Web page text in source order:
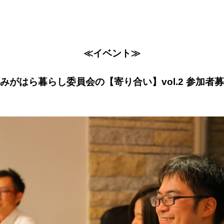
≪イベント≫
がはら暮らし委員会の【寄り合い】vol.2 参加者